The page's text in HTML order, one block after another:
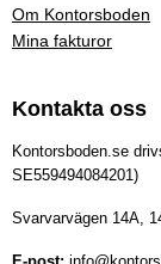
Om Kontorsboden
Mina fakturor
Kontakta oss
Kontorsboden.se
SE559494084201)
Svarvarvägen 14A,